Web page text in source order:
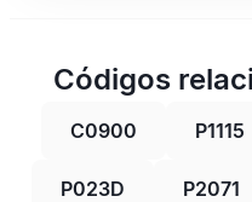
Códigos
C0900 P1115
P023D P2071